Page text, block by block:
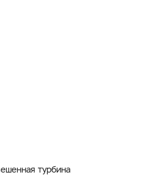
турбина